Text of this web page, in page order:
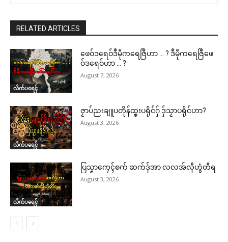
RELATED ARTICLES
လိက်ပရေၚ်
ဖေဝ်ဒရေဝ်ဒဳမဵုကရေဇြဳဟာ … ? ဒဳမဵုကရေဇြဳဖေ
ဝ်ဒရေဝ်ဟာ … ?
August 7, 2026
လိက်ပရေၚ်
ဇၟာပ်ညးချူပတိုန်ထ္ၜးပရိုင်ဂှ် ဒှ်သၟာပရိုင်ဟာ?
August 3, 2026
လိက်ပရေၚ်
ပြသၞာကၠေၚ်စက် ဆက်ဒှ်အာ လလအ်လဵုဟွံတီရ
August 3, 2026